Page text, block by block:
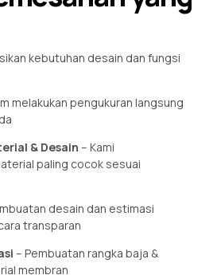
kebutuhan desain dan fungsi
melakukan pengukuran langsung
& Desain – Kami
paling cocok sesuai
desain dan estimasi
transparan
– Pembuatan rangka baja &
membran